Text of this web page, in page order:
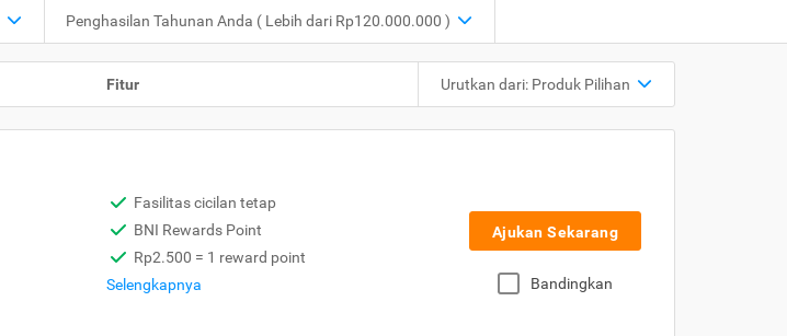
Penghasilan Tahunan Anda ( Lebih dari Rp120.000.000 )
Fitur Urutkan dari: Produk Pilihan
Fasilitas cicilan tetap
BNI Rewards Point
Rp2.500 = 1 reward point
Selengkapnya
Ajukan Sekarang
Bandingkan